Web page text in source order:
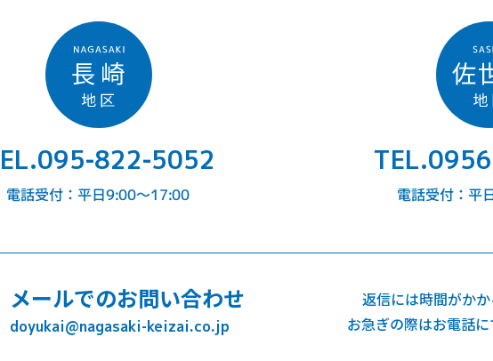
822-5052
電話受付：平日9:00〜17:00 電話受付：平
メールでのお問い合わせ
doyukai@nagasaki-keizai.co.jp
返信には時間がかか
お急ぎの際はお電話に